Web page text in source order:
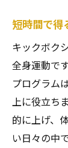
短時間で得
キックボク
全身運動で
プログラム
上に役立ち
的に上げ、
い日々の中